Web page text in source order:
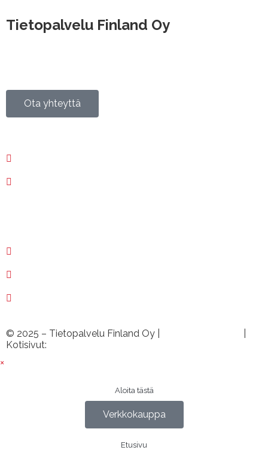
Tietopalvelu Finland Oy
Ota yhteyttä
© 2025 – Tietopalvelu Finland Oy |
Kotisivut:
×
Aloita tästä
Verkkokauppa
Etusivu